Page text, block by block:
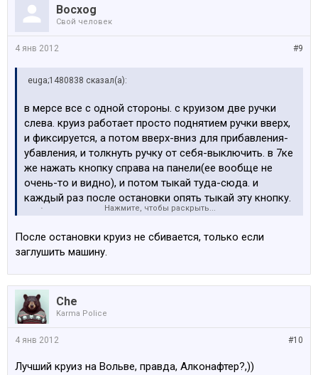
Bocxog
Свой человек
#9
4 янв 2012
euga;1480838 сказал(а):
в мерсе все с одной стороны. с круизом две ручки
слева. круиз работает просто поднятием ручки вверх,
и фиксируется, а потом вверх-вниз для прибавления-
убавления, и толкнуть ручку от себя-выключить. в 7ке
же нажать кнопку справа на панели(ее вообще не
очень-то и видно), и потом тыкай туда-сюда. и
каждый раз после остановки опять тыкай эту кнопку.
дебилизм
Нажмите, чтобы раскрыть...
После остановки круиз не сбивается, только если
заглушить машину.
Che
Karma Police
#10
4 янв 2012
Лучший круиз на Вольве, правда, Алконафтер?,))